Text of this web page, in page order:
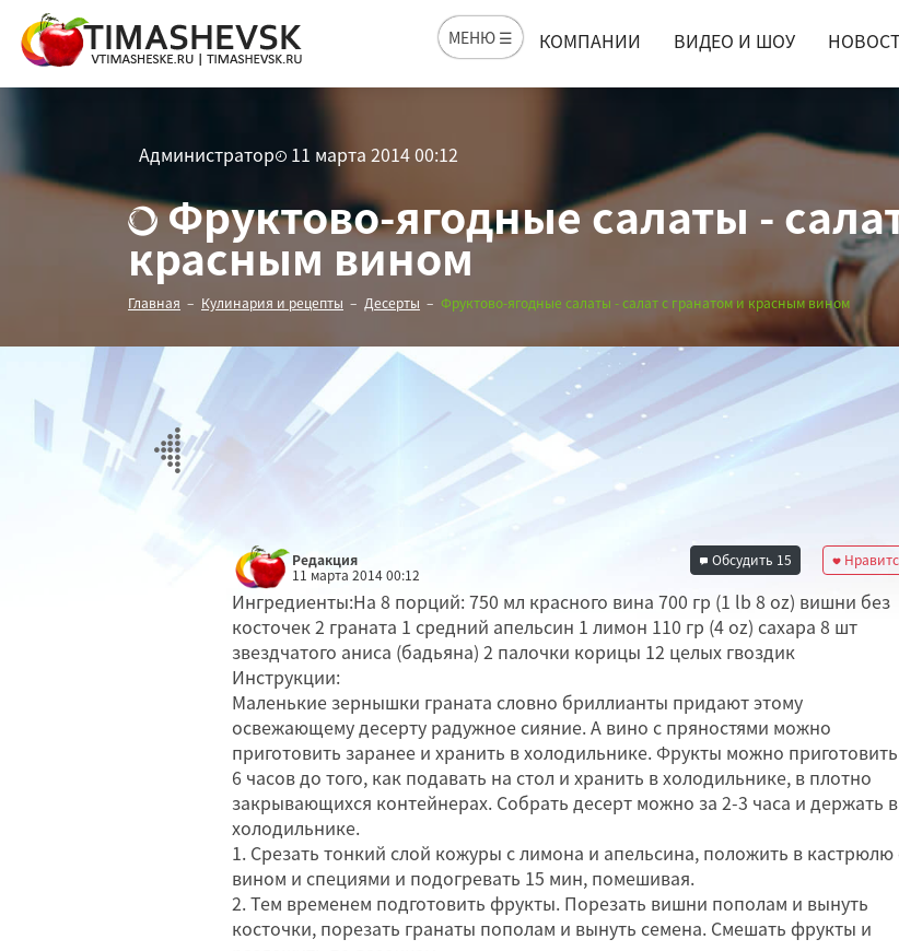
МЕНЮ ☰ КОМПАНИИ ВИДЕО И ШОУ
Администратор 11 марта 2014 00:12
Фруктово-ягодные салаты -
красным вином
Главная Кулинария и рецепты Десерты Фруктово-ягодные салаты - салат с гранатом и красным вином
Редакция
11 марта 2014 00:12
Обсудить 15
Ингредиенты:На 8 порций: 750 мл красного вина 700 гр (1 lb 8 oz) вишни без
косточек 2 граната 1 средний апельсин 1 лимон 110 гр (4 oz) сахара 8 шт
звездчатого аниса (бадьяна) 2 палочки корицы 12 целых гвоздик
Инструкции:
Маленькие зернышки граната словно бриллианты придают этому
освежающему десерту радужное сияние. А вино с пряностями можно
приготовить заранее и хранить в холодильнике. Фрукты можно
6 часов до того, как подавать на стол и хранить в холодильнике, в плотно
закрывающихся контейнерах. Собрать десерт можно за 2-3 часа и держать в
холодильнике.
1. Срезать тонкий слой кожуры с лимона и апельсина, положить в кастрюлю
вином и специями и подогревать 15 мин, помешивая.
2. Тем временем подготовить фрукты. Порезать вишни пополам и вынуть
косточки, порезать гранаты пополам и вынуть семена. Смешать фрукты и